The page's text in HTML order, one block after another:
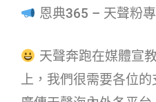
恩典365 – 天聲粉專
天聲奔跑在媒體宣
上，我們很需要各位